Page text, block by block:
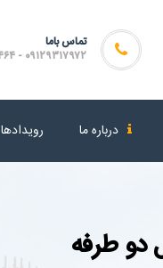
تماس باما
۰۹۱۲۹۳۱۷۹۷۲ - ۰۹۱۲۹۳۱۷۴۶۴
درباره ما رویدادها
طرفه